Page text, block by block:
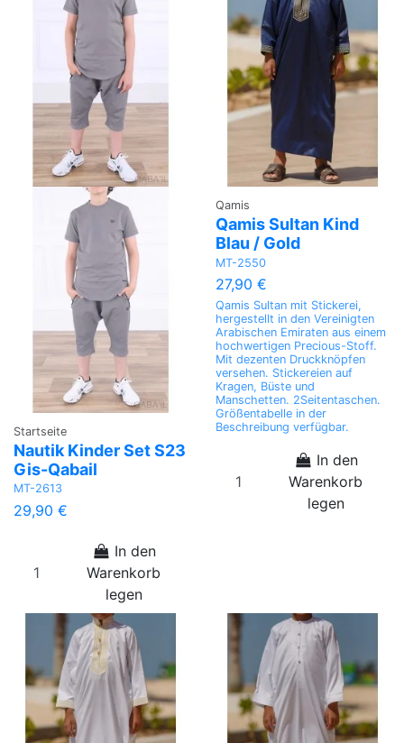
Startseite
Nautik Kinder Set S23
Gis-Qabail
MT-2613
29,90 €
In den
Warenkorb
legen
Qamis
Qamis Sultan Kind
Blau / Gold
MT-2550
27,90 €
Qamis Sultan mit Stickerei,
hergestellt in den Vereinigten
Arabischen Emiraten aus einem
hochwertigen Precious-Stoff.
Mit dezenten Druckknöpfen
versehen. Stickereien auf
Kragen, Büste und
Manschetten. 2Seitentaschen.
Größentabelle in der
Beschreibung verfügbar.
In den
Warenkorb
legen